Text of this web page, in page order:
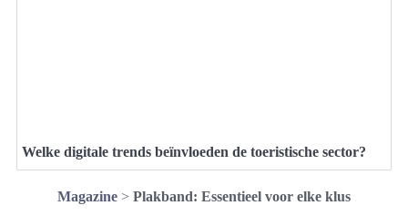
Welke digitale trends beïnvloeden de toeristische sector?
Magazine > Plakband: Essentieel voor elke klus